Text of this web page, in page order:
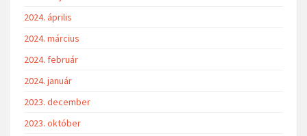
2024. április
2024. március
2024. február
2024. január
2023. december
2023. október